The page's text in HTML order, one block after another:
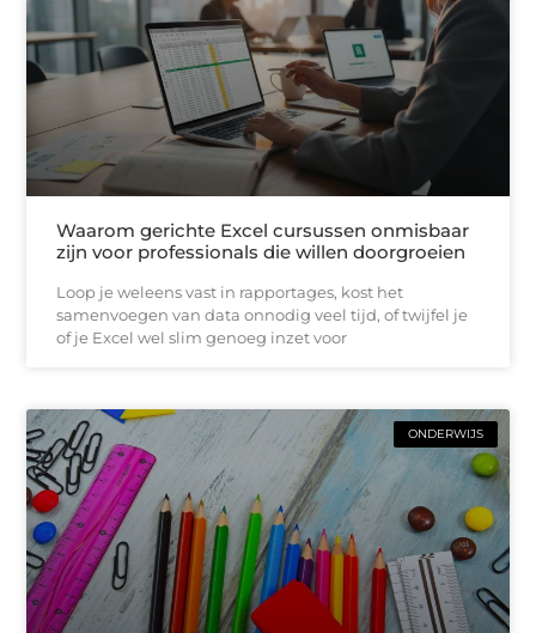
Waarom gerichte Excel cursussen onmisbaar
zijn voor professionals die willen doorgroeien
Loop je weleens vast in rapportages, kost het
samenvoegen van data onnodig veel tijd, of twijfel je
of je Excel wel slim genoeg inzet voor
ONDERWIJS